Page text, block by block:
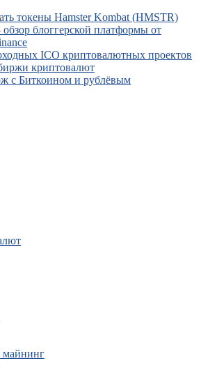
токены Hamster Kombat (HMSTR)
обзор блоггерской платформы от
ICO криптовалютных проектов
криптовалют
с Биткоином и рублёвым